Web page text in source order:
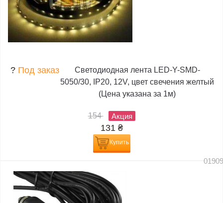
? Под заказ
Светодиодная лента LED-Y-SMD-
5050/30, IP20, 12V, цвет свечения желтый
(Цена указана за 1м)
154 Акция
131 ₴
Купить